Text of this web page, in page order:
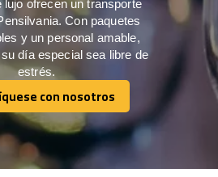
lujo ofrecen un transporte
Con paquetes
y un personal amable,
día especial sea libre de
estrés.
con nosotros
con nosotros